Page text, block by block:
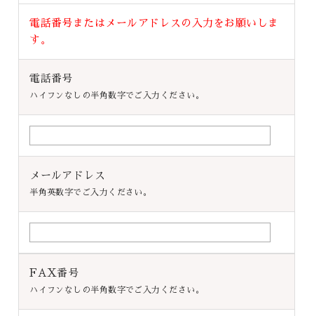
電話番号またはメールアドレスの入力をお願いしま
す。
電話番号
ハイフンなしの半角数字でご入力ください。
メールアドレス
半角英数字でご入力ください。
FAX番号
ハイフンなしの半角数字でご入力ください。